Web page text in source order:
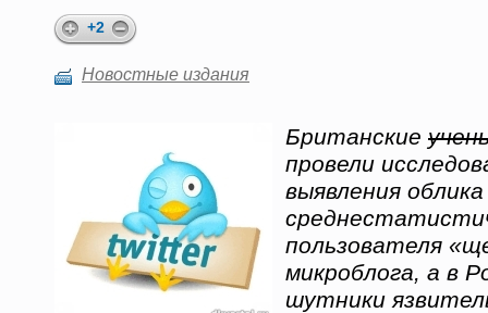
+2
Новостные издания
Британские
провели
выявления облика
пользователя
микроблога, а в
шутники